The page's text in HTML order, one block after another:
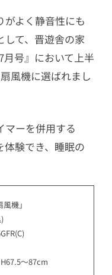
よく静音性にも
て、晋遊舎の家
号』において上半
風機に選ばれまし
マーを併用する
体験でき、睡眠の
機」
～87cm